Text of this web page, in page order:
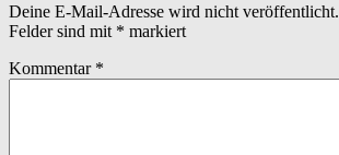
Deine E-Mail-Adresse wird nicht veröffentlicht.
Felder sind mit * markiert
Kommentar *